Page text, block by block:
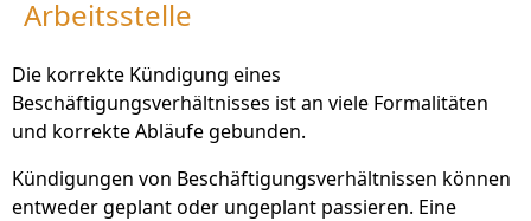
Arbeitsstelle
Die korrekte Kündigung eines
Beschäftigungsverhältnisses ist an viele Formalitäten
und korrekte Abläufe gebunden.
Kündigungen von Beschäftigungsverhältnissen können
entweder geplant oder ungeplant passieren. Eine